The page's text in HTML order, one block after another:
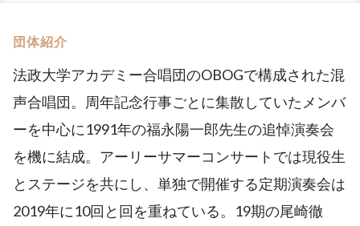
団体紹介
法政大学アカデミー合唱団のOBOGで構成された混
声合唱団。周年記念行事ごとに集散していたメンバ
ーを中心に1991年の福永陽一郎先生の追悼演奏会
を機に結成。アーリーサマーコンサートでは現役生
とステージを共にし、単独で開催する定期演奏会は
2019年に10回と回を重ねている。19期の尾崎徹